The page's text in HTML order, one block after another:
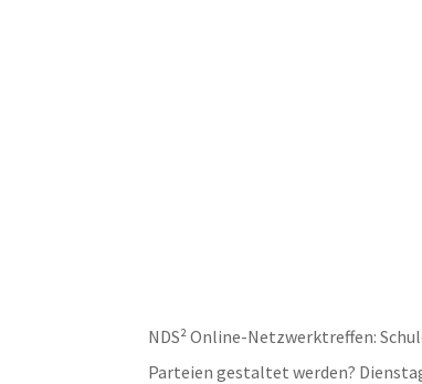
NDS² Online-Netzwerktreffen:
Parteien gestaltet werden?